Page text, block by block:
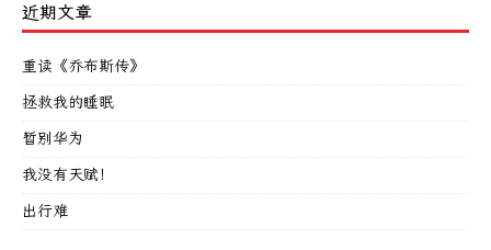
近期文章
重读《乔布斯传》
拯救我的睡眠
暂别华为
我没有天赋！
出行难